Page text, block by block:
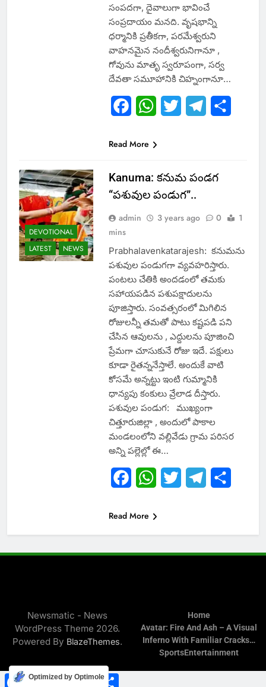
సంపదగా, దైవాలుగా భావించే
సంప్రదాయం మనది. వృషభాన్ని
ధర్మానికి ప్రతీకగా, పరమేశ్వరుని
వాహనమైన నందీశ్వరునిగానూ ,
గోవును మాతృ స్వరూపంగా, సర్వ
దేవతా సమూహానికి చిహ్నంగానూ…
FacebookWhatsApp
Twitter Telegram
Read More
DEVOTIONAL
LATEST
NEWS
Kanuma: కనుమ పండగ
“పశువుల పండుగ”..
admin 3 years ago 0
1
mins
Prabhalavenkatarajesh: కనుమను
పశువుల పండుగగా వ్యవహరిస్తారు.
పంటలు చేతికి అందడంలో తమకు
సహాయపడిన పశుపక్షాదులను
పూజిస్తారు. సంవత్సరంలో మిగిలిన
రోజులన్నీ తమతో పాటు కష్టపడి పని
చేసిన ఆవులను , ఎద్దులను పూజించి
ప్రేమగా చూసుకునే రోజు ఇదే. పక్షులు
కూడా రైతన్ననేస్తాలే. అందుకే వాటి
కోసమే అన్నట్టు ఇంటి గుమ్మానికి
ధాన్యపు కంకులు వ్రేలాడ దీస్తారు.
పశువుల పండుగ: ముఖ్యంగా
చిత్తూరుజిల్లా , అందులో పాకాల
మండలంలోని వల్లివేడు గ్రామ పరిసర
అన్ని పల్లెల్లో ఈ…
FacebookWhatsApp
Twitter Telegram
Read More
Newsmatic - News
WordPress Theme 2026.
Powered By BlazeThemes.
Home
Avatar: Fire And Ash – A Visual
Inferno With Familiar Cracks…
SportsEntertainment
FacebookWhatsApp
TwitterTelegram
Optimized by Optimole